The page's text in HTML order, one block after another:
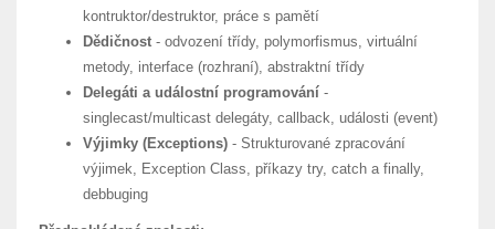
kontruktor/destruktor, práce s pamětí
Dědičnost - odvození třídy, polymorfismus, virtuální
metody, interface (rozhraní), abstraktní třídy
Delegáti a událostní programování -
singlecast/multicast delegáty, callback, události (event)
Výjimky (Exceptions) - Strukturované zpracování
výjimek, Exception Class, příkazy try, catch a finally,
debbuging